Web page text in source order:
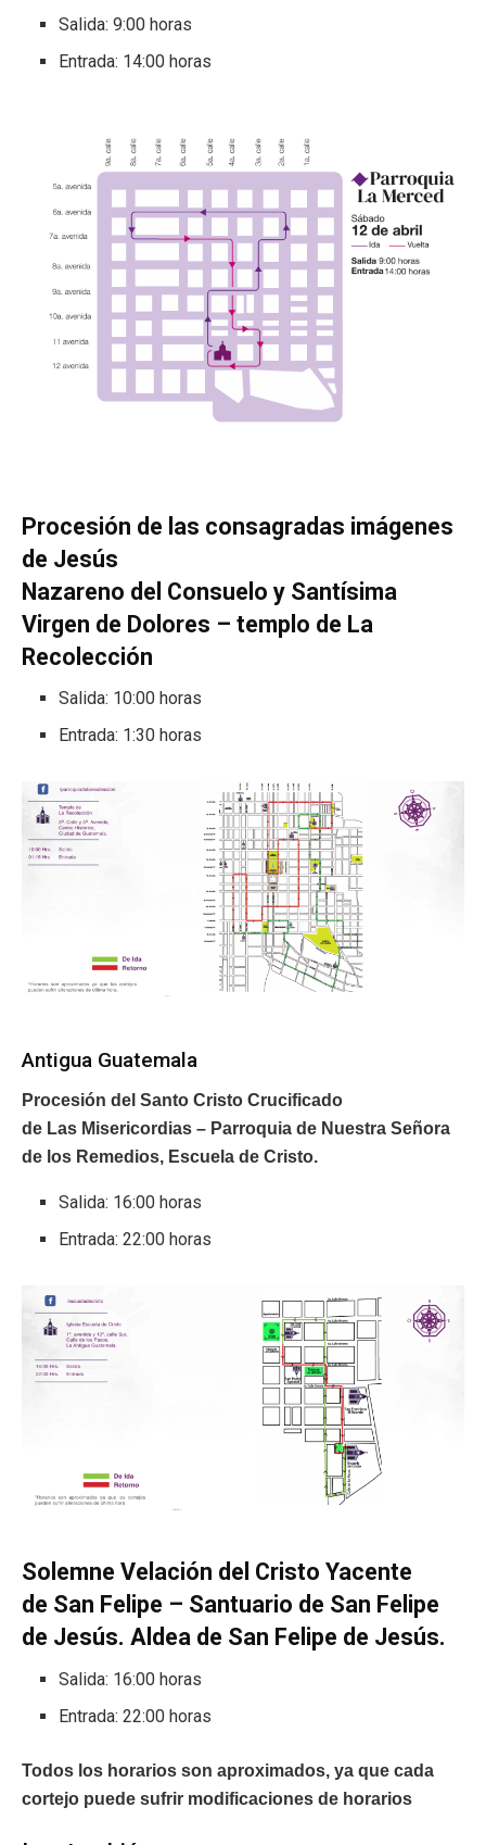
Salida: 9:00 horas
Entrada: 14:00 horas
Procesión de las consagradas imágenes
de Jesús
Nazareno del Consuelo y Santísima
Virgen de Dolores – templo de La
Recolección
Salida: 10:00 horas
Entrada: 1:30 horas
Antigua Guatemala
Procesión del Santo Cristo Crucificado
de Las Misericordias – Parroquia de Nuestra Señora
de los Remedios, Escuela de Cristo.
Salida: 16:00 horas
Entrada: 22:00 horas
Solemne Velación del Cristo Yacente
de San Felipe – Santuario de San Felipe
de Jesús. Aldea de San Felipe de Jesús.
Salida: 16:00 horas
Entrada: 22:00 horas
Todos los horarios son aproximados, ya que cada
cortejo puede sufrir modificaciones de horarios